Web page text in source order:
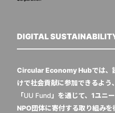
DIGITAL
Circular Economy Hubでは、
けで社会貢献に参加できるよう
「UU Fund 」を通じて、1ユニ
NPO団体に寄付する取り組みを